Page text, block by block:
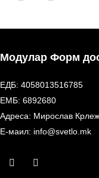
Модулар Форм
ЕДБ: 4058013516785
ЕМБ: 6892680
Адреса: Мирослав
Е-маил: info@svetlo.mk